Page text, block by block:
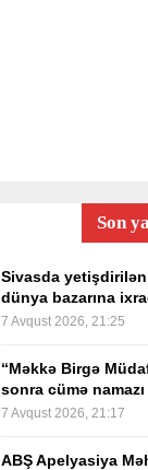
Son
Sivasda yetişdirilən
dünya bazarına
7 Avqust 2026, 21:25
“Məkkə Birgə
sonra cümə namazı
7 Avqust 2026, 21:17
ABŞ Apelyasiya